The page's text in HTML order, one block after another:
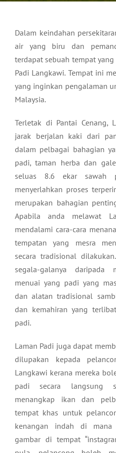
Dalam keindahan
air yang biru dan
terdapat sebuah tempat
Padi Langkawi. Tempat ini
yang inginkan pengalaman
Malaysia.
Terletak di Pantai Cenang,
jarak berjalan kaki dari
dalam pelbagai bahagian
padi, taman herba dan
seluas 8.6 ekar sawah
menyerlahkan proses
merupakan bahagian
Apabila anda melawat
mendalami cara-cara
tempatan yang mesra
secara tradisional
segala-galanya daripada
menuai yang padi yang
dan alatan tradisional
dan kemahiran yang
padi.
Laman Padi juga dapat
dilupakan kepada
Langkawi kerana mereka
padi secara langsung
menangkap ikan dan
tempat khas untuk
kenangan indah di mana
gambar di tempat